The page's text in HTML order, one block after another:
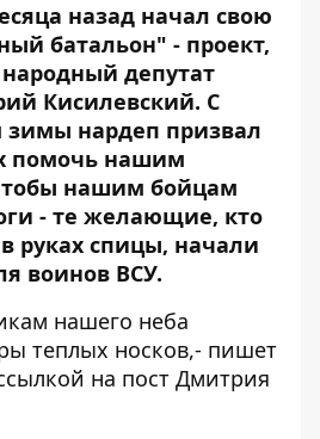
назад начал свою
батальон" - проект,
депутат
Кисилевский. С
нардеп призвал
помочь нашим
нашим бойцам
- те желающие, кто
руках спицы, начали
воинов ВСУ.
нашего неба
теплых носков,- пишет
на пост Дмитрия